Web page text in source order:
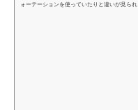
ォーテーションを使っていたりと違いが見ら